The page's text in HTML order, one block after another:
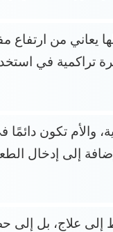
يعاني من
في
والأم تكون
إلى إدخال
إلى علاج، بل إلى